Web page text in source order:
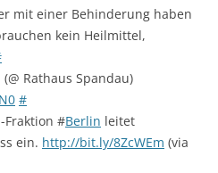
mit einer Behinderung haben
kein Heilmittel,
Rathaus Spandau)
#
Fraktion #Berlin leitet
ein. http://bit.ly/8ZcWEm (via